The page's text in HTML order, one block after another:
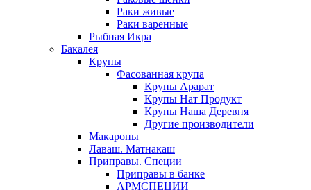
Раки живые
Раки варенные
Рыбная Икра
Бакалея
Крупы
Фасованная крупа
Крупы Арарат
Крупы Нат Продукт
Крупы Наша Деревня
Другие производители
Макароны
Лаваш. Матнакаш
Приправы. Специи
Приправы в банке
АРМСПЕЦИИ